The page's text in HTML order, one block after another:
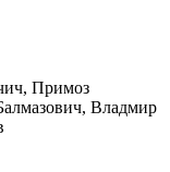
Примоз
Владмир